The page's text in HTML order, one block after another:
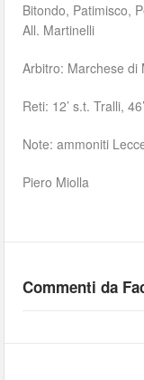
Bitondo, Patimisco,
All. Martinelli
Arbitro: Marchese di
Reti: 12’ s.t. Tralli,
Note: ammoniti
Piero Miolla
Commenti da